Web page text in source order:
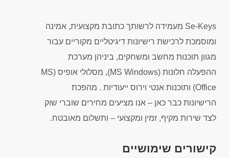
Se-Keys מעמידה לרשותך כתובת מקצועית, אמינה
ומוסמכת לרכישת רישיונות דיגיטליים מקוריים עבור
מגוון תוכנות מחשב ומשחקים, ביניהן מערכת
ההפעלה חלונות (MS Windows), מסלולי אופיס (MS
Office) ותוכנות אנטי וירוס ייעודיות . מהפכת
הרישיונות כבר כאן – אנו מציעים מחירים שוברי שוק
לצד שירות מקיף, זמין ומקצועי – ותשלום מאובטח.
קישורים שימושיים